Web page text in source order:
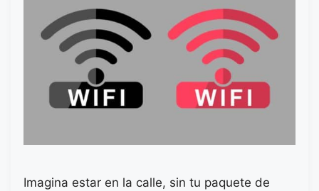
Imagina estar en la calle, sin tu paquete de